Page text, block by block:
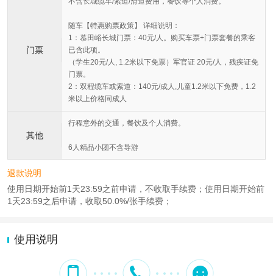
门票
随车【特惠购票政策】 详细说明：
1：慕田峪长城门票：40元/人。购买车票+门票套餐的乘客
已含此项。
（学生20元/人, 1.2米以下免票）军官证 20元/人，残疾证免
门票。
2：双程缆车或索道：140元/成人,儿童1.2米以下免费，1.2
米以上价格同成人
其他
行程意外的交通，餐饮及个人消费。
6人精品小团不含导游
退款说明
使用日期开始前1天23:59之前申请，不收取手续费；使用日期开始前
1天23:59之后申请，收取50.0%/张手续费；
使用说明